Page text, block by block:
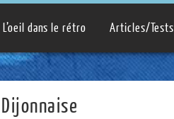
L’oeil dans le rétro Articles/Tests